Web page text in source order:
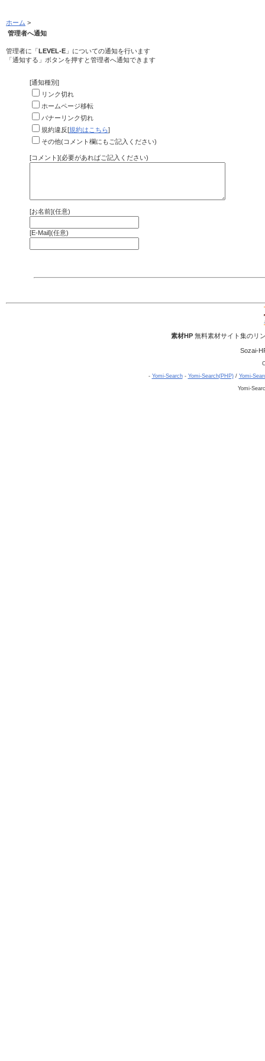
ホーム >
管理者へ通知
管理者に「LEVEL-E 」についての通知を行います
「通知する」ボタンを押すと管理者へ通知できます
[通知種別]
リンク切れ
ホームページ移転
バナーリンク切れ
規約違反[規約はこちら]
その他(コメント欄にもご記入ください)
[コメント](必要があればご記入ください)
[お名前](任意)
[E-Mail](任意)
素材HP無料素材サイト集のリ
Sozai-
- Yomi-Search- Yomi-Search(PHP)/ Yomi-
Yomi-